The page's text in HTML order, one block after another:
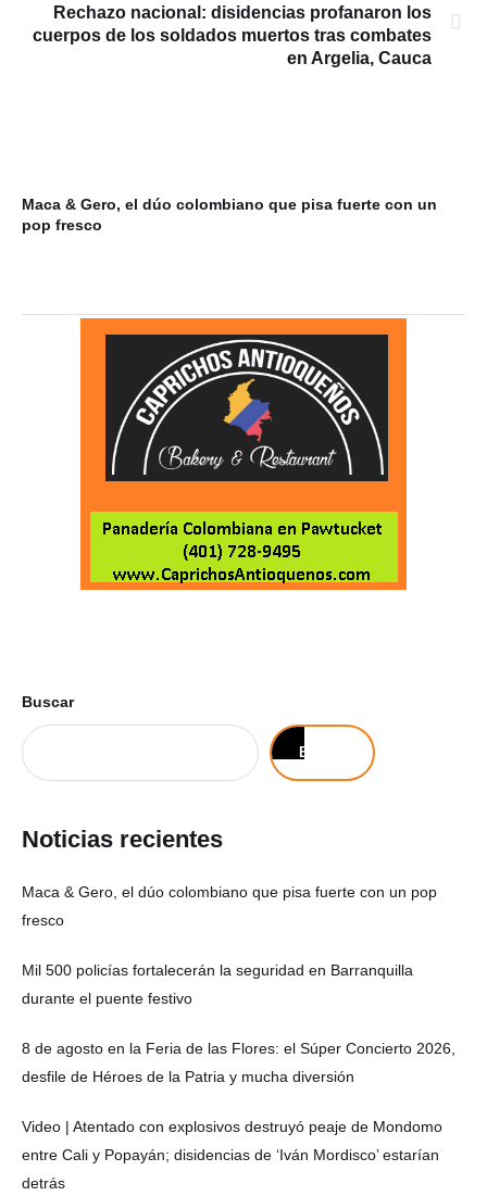
Rechazo nacional: disidencias profanaron los
cuerpos de los soldados muertos tras combates
en Argelia, Cauca
Maca & Gero, el dúo colombiano que pisa fuerte con un
pop fresco
Buscar
Buscar
Noticias recientes
Maca & Gero, el dúo colombiano que pisa fuerte con un pop
fresco
Mil 500 policías fortalecerán la seguridad en Barranquilla
durante el puente festivo
8 de agosto en la Feria de las Flores: el Súper Concierto 2026,
desfile de Héroes de la Patria y mucha diversión
Video | Atentado con explosivos destruyó peaje de Mondomo
entre Cali y Popayán; disidencias de ‘Iván Mordisco’ estarían
detrás